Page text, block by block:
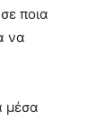
ποια
να
μέσα